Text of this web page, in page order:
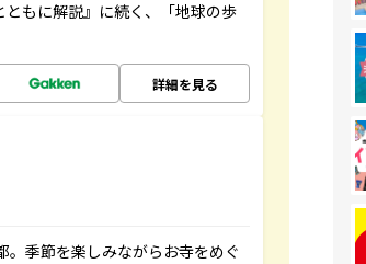
もに解説』に続く、「地球の歩
詳細を見る
。季節を楽しみながらお寺をめぐ